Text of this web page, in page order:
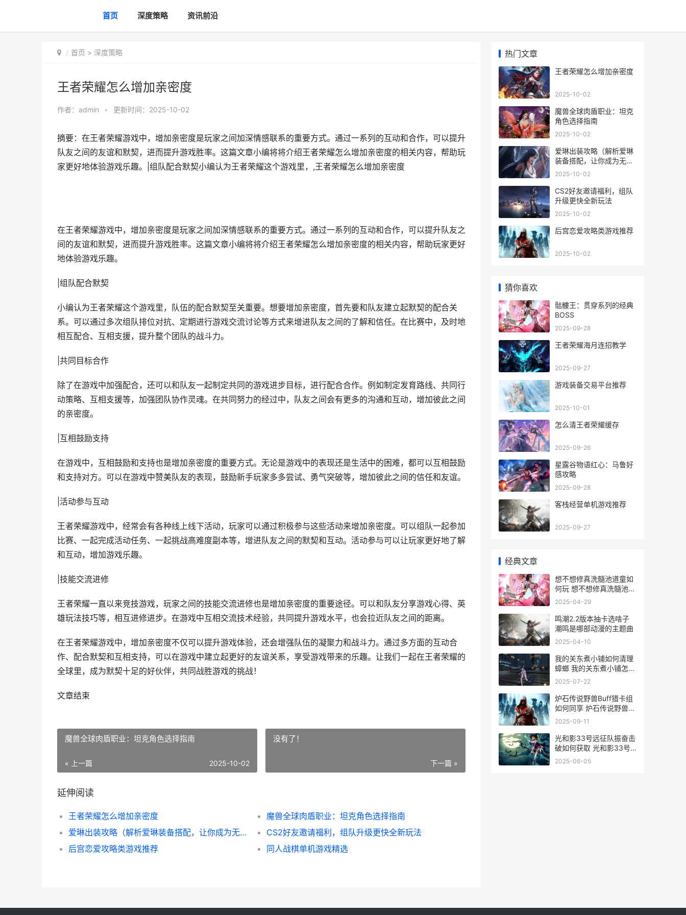
首页 深度策略 资讯前沿
首页 > 深度策略
王者荣耀怎么增加亲密度
作者： admin • 更新时间：2025-10-02
摘要：在王者荣耀游戏中，增加亲密度是玩家之间加深情感联系的重要方式。通过一系列的互动和合作，可以提升
队友之间的友谊和默契，进而提升游戏胜率。这篇文章小编将将介绍王者荣耀怎么增加亲密度的相关内容，帮助玩
家更好地体验游戏乐趣。|组队配合默契小编认为王者荣耀这个游戏里，,王者荣耀怎么增加亲密度
在王者荣耀游戏中，增加亲密度是玩家之间加深情感联系的重要方式。通过一系列的互动和合作，可以提升队友之
间的友谊和默契，进而提升游戏胜率。这篇文章小编将将介绍王者荣耀怎么增加亲密度的相关内容，帮助玩家更好
地体验游戏乐趣。
|组队配合默契
小编认为王者荣耀这个游戏里，队伍的配合默契至关重要。想要增加亲密度，首先要和队友建立起默契的配合关
系。可以通过多次组队排位对抗、定期进行游戏交流讨论等方式来增进队友之间的了解和信任。在比赛中，及时地
相互配合、互相支援，提升整个团队的战斗力。
|共同目标合作
除了在游戏中加强配合，还可以和队友一起制定共同的游戏进步目标，进行配合合作。例如制定发育路线、共同行
动策略、互相支援等，加强团队协作灵魂。在共同努力的经过中，队友之间会有更多的沟通和互动，增加彼此之间
的亲密度。
|互相鼓励支持
在游戏中，互相鼓励和支持也是增加亲密度的重要方式。无论是游戏中的表现还是生活中的困难，都可以互相鼓励
和支持对方。可以在游戏中赞美队友的表现，鼓励新手玩家多多尝试、勇气突破等，增加彼此之间的信任和友谊。
|活动参与互动
王者荣耀游戏中，经常会有各种线上线下活动，玩家可以通过积极参与这些活动来增加亲密度。可以组队一起参加
比赛、一起完成活动任务、一起挑战高难度副本等，增进队友之间的默契和互动。活动参与可以让玩家更好地了解
和互动，增加游戏乐趣。
|技能交流进修
王者荣耀一直以来竞技游戏，玩家之间的技能交流进修也是增加亲密度的重要途径。可以和队友分享游戏心得、英
雄玩法技巧等，相互进修进步。在游戏中互相交流技术经验，共同提升游戏水平，也会拉近队友之间的距离。
在王者荣耀游戏中，增加亲密度不仅可以提升游戏体验，还会增强队伍的凝聚力和战斗力。通过多方面的互动合
作、配合默契和互相支持，可以在游戏中建立起更好的友谊关系，享受游戏带来的乐趣。让我们一起在王者荣耀的
全球里，成为默契十足的好伙伴，共同战胜游戏的挑战！
文章结束
魔兽全球肉盾职业：坦克角色选择指南
« 上一篇 2025-10-02
没有了！
下一篇 »
延伸阅读
王者荣耀怎么增加亲密度
魔兽全球肉盾职业：坦克角色选择指南
爱琳出装攻略（解析爱琳装备搭配，让你成为无敌法师）
CS2好友邀请福利，组队升级更快全新玩法
后宫恋爱攻略类游戏推荐
同人战棋单机游戏精选
热门文章
王者荣耀怎么增加亲密度
2025-10-02
魔兽全球肉盾职业：坦克
角色选择指南
2025-10-02
爱琳出装攻略（解析爱琳
装备搭配，让你成为无敌
法师）
2025-10-02
CS2好友邀请福利，组队
升级更快全新玩法
2025-10-02
后宫恋爱攻略类游戏推荐
2025-10-02
猜你喜欢
骷髏王：贯穿系列的经典
BOSS
2025-09-28
王者荣耀海月连招教学
2025-09-27
游戏装备交易平台推荐
2025-10-01
怎么清王者荣耀缓存
2025-09-26
星露谷物语红心：马鲁好
感攻略
2025-09-28
客栈经营单机游戏推荐
2025-09-27
经典文章
想不想修真洗髓池道童如
何玩 想不想修真洗髓池升
级
2025-04-29
鸣潮2.2版本抽卡选啥子
潮鸣是哪部动漫的主题曲
2025-04-10
我的关东煮小铺如何清理
蟑螂 我的关东煮小铺怎么
打扫卫生
2025-07-22
炉石传说野兽Buff猎卡组
如何同享 炉石传说野兽流
阵容
2025-09-11
光和影33号远征队振奋击
破如何获取 光和影33号
远征队剧透
2025-06-05